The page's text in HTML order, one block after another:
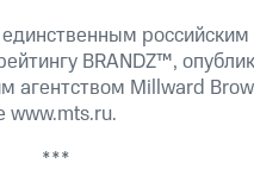
BRANDZ™,
Millward
***